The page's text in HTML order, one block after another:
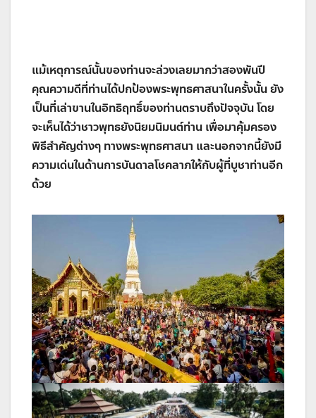
แม้เหตุการณ์นั้นของท่านจะล่วงเลยมากว่าสองพันปี
คุณความดีที่ท่านได้ปกป้องพระพุทธศาสนาในครั้งนั้น ยัง
เป็นที่เล่าขานในอิทธิฤทธิ์ของท่านตราบถึงปัจจุบัน โดย
จะเห็นได้ว่าชาวพุทธยังนิยมนิมนต์ท่าน เพื่อมาคุ้มครอง
พิธีสำคัญต่างๆ ทางพระพุทธศาสนา และนอกจากนี้ยังมี
ความเด่นในด้านการบันดาลโชคลาภให้กับผู้ที่บูชาท่านอีก
ด้วย